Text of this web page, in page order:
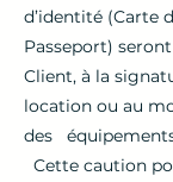
d’identité (Carte
Passeport)
Client, à la
location ou au
des
Cette caution